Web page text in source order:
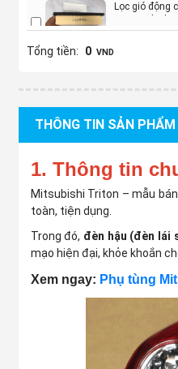
Lọc gió động
Triton 2018-
Tổng tiền: 0 VND
THÔNG TIN SẢN PHẨM
1. Thông tin
Mitsubishi Triton – mẫu
toàn, tiện dụng.
Trong đó, đèn hậu (đèn lái
mạo hiện đại, khỏe khoắn
Xem ngay: Phụ tùng